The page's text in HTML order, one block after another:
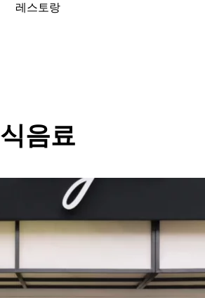
레스토랑
식음료